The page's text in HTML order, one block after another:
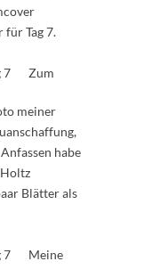
für Tag 7.
Zum
meiner
habe
Blätter als
Meine